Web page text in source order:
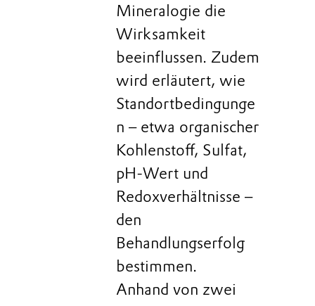
Mineralogie die
Wirksamkeit
beeinflussen. Zudem
wird erläutert, wie
Standortbedingunge
n – etwa organischer
Kohlenstoff, Sulfat,
pH‑Wert und
Redoxverhältnisse –
den
Behandlungserfolg
bestimmen.
Anhand von zwei